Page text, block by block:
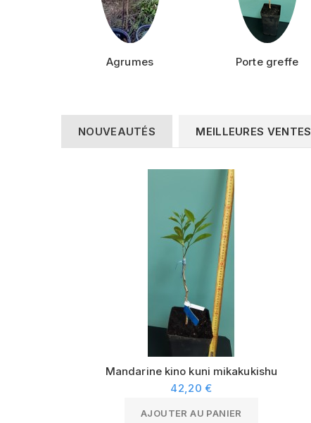
Agrumes Porte greffe
NOUVEAUTÉS MEILLEURES VENTES
Mandarine kino kuni mikakukishu
42,20 €
AJOUTER AU PANIER